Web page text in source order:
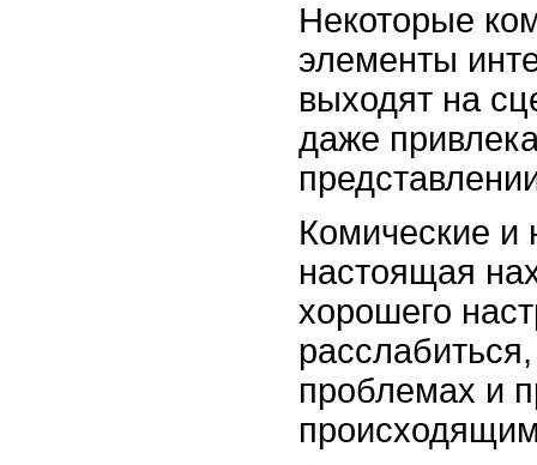
Некоторые
элементы
выходят на
даже
Комические и
настоящая
хорошего
проблемах и